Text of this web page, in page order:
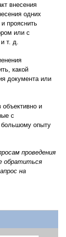
внесения
одних
прояснить
или с
т. д.
какой
документа или
объективно и
с
большому опыту
проведения
обратиться
на